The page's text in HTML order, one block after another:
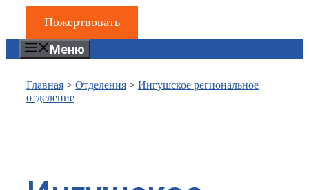
Пожертвовать
Меню
Главная > Отделения > Ингушское региональное
отделение